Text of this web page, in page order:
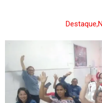
Destaque,